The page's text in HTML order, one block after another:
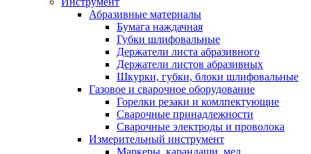
Абразивные материалы
Бумага наждачная
Губки шлифовальные
Держатели листа абразивного
Держатели листов абразивных
Шкурки, губки, блоки шлифовальные
Газовое и сварочное оборудование
Горелки резаки и комлпектующие
Сварочные принадлежности
Сварочные электроды и проволока
Измерительный инструмент
Маркеры, карандаши, мел